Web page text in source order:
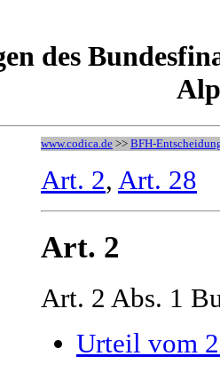
des
www.codica.de >> BFH-
Art. 2, Art. 28
Art. 2
Art. 2 Abs. 1
Urteil vom